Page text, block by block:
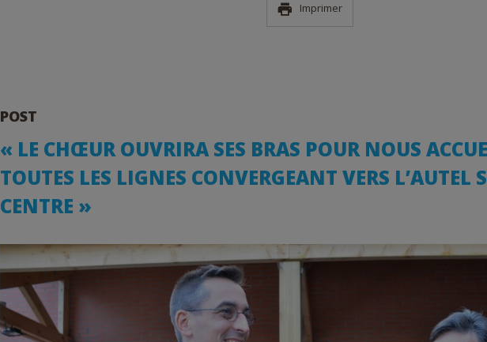
Imprimer
POST
« LE CHŒUR OUVRIRA SES BRAS POUR NOUS
TOUTES LES LIGNES CONVERGEANT VERS L’AUTEL
CENTRE »